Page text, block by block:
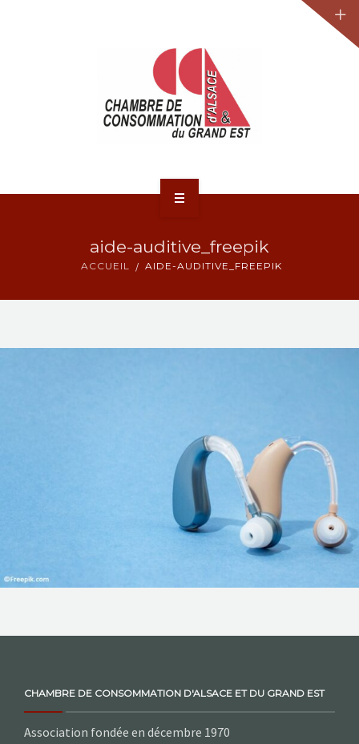
ACTUALITÉSaide-auditive_freepik
ACCUEIL AIDE-AUDITIVE_FREEPIK
CHAMBRE DE CONSOMMATION D'ALSACE ET DU GRAND EST
Association fondée en décembre 1970